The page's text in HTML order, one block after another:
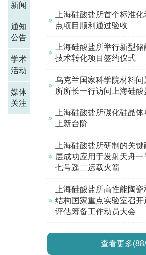
新闻
通知
公告
学术
活动
媒体
关注
上海硅酸盐所首个标准
点项目顺利通过验收
上海硅酸盐所举行新型
技术转化项目签约仪式
乌克兰国家科学院材料问
所所长一行访问上海硅酸
上海硅酸盐所碳化硅晶体
上新台阶
上海硅酸盐所研制的关
层成功应用于发射天舟
七号遥二运载火箭
上海硅酸盐所高性能陶
结构国家重点实验室召
评估筹备工作动员大会
查看更多